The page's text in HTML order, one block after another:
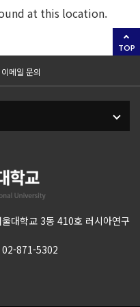
at this location.
TOP
이메일 문의
대학교 3동 410호 러시아연구
871-5302